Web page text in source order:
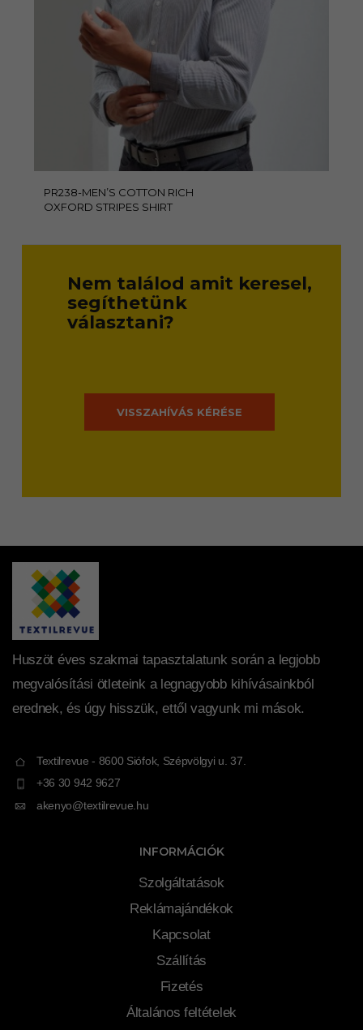
PR238-MEN’S COTTON RICH
OXFORD STRIPES SHIRT
Nem találod amit keresel,
segíthetünk
választani?
VISSZAHÍVÁS KÉRÉSE
Huszöt éves szakmai tapasztalatunk során a legjobb
megvalósítási ötleteink a legnagyobb kihívásainkból
erednek, és úgy hisszük, ettől vagyunk mi mások.
Textilrevue - 8600 Siófok, Szépvölgyi u. 37.
+36 30 942 9627
akenyo@textilrevue.hu
INFORMÁCIÓK
Szolgáltatások
Reklámajándékok
Kapcsolat
Szállítás
Fizetés
Általános feltételek